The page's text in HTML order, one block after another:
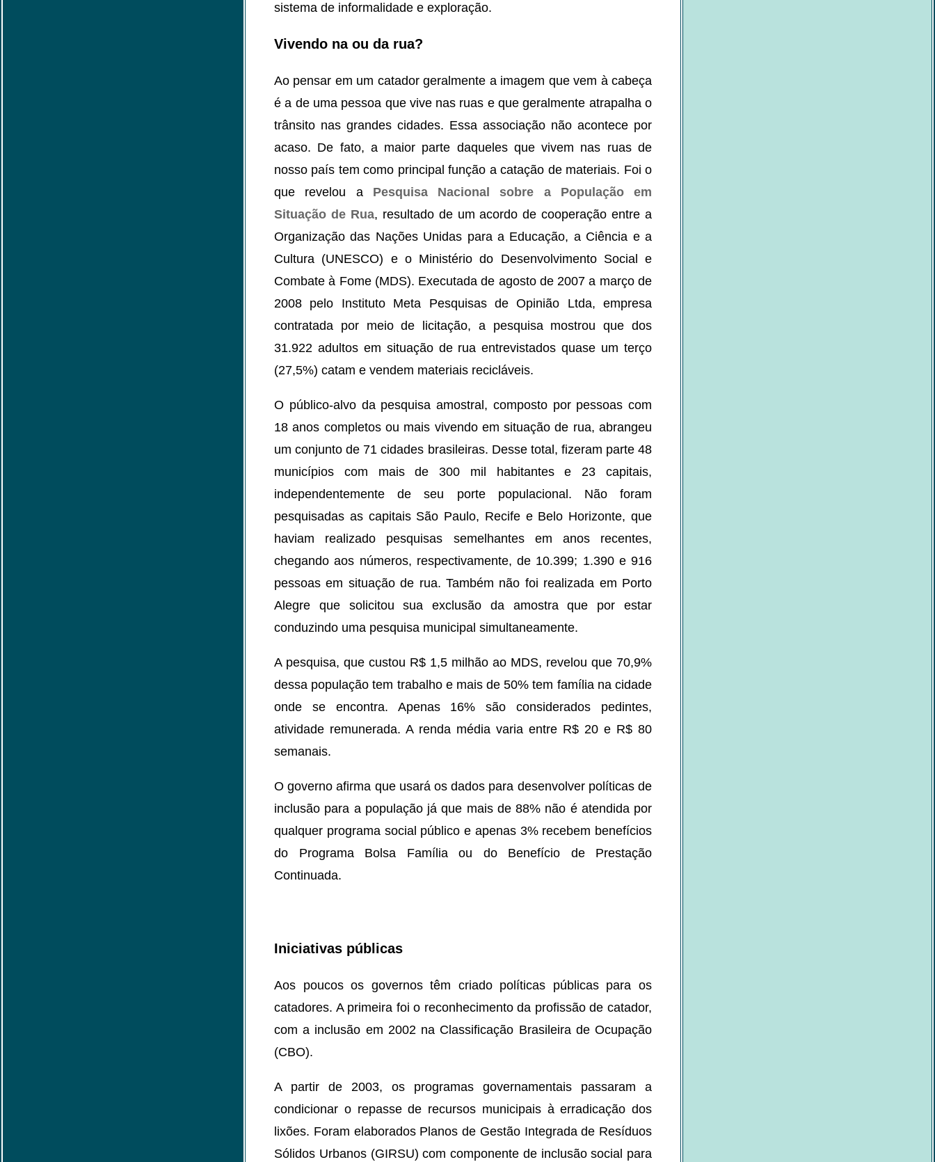
sistema de informalidade e exploração.
Vivendo na ou da rua?
Ao pensar em um catador geralmente a imagem que vem à cabeça
é a de uma pessoa que vive nas ruas e que geralmente atrapalha o
trânsito nas grandes cidades. Essa associação não acontece por
acaso. De fato, a maior parte daqueles que vivem nas ruas de
nosso país tem como principal função a catação de materiais. Foi o
que revelou a Pesquisa Nacional sobre a População em
Situação de Rua, resultado de um acordo de cooperação entre a
Organização das Nações Unidas para a Educação, a Ciência e a
Cultura (UNESCO) e o Ministério do Desenvolvimento Social e
Combate à Fome (MDS). Executada de agosto de 2007 a março de
2008 pelo Instituto Meta Pesquisas de Opinião Ltda, empresa
contratada por meio de licitação, a pesquisa mostrou que dos
31.922 adultos em situação de rua entrevistados quase um terço
(27,5%) catam e vendem materiais recicláveis.
O público-alvo da pesquisa amostral, composto por pessoas com
18 anos completos ou mais vivendo em situação de rua, abrangeu
um conjunto de 71 cidades brasileiras. Desse total, fizeram parte 48
municípios com mais de 300 mil habitantes e 23 capitais,
independentemente de seu porte populacional. Não foram
pesquisadas as capitais São Paulo, Recife e Belo Horizonte, que
haviam realizado pesquisas semelhantes em anos recentes,
chegando aos números, respectivamente, de 10.399; 1.390 e 916
pessoas em situação de rua. Também não foi realizada em Porto
Alegre que solicitou sua exclusão da amostra que por estar
conduzindo uma pesquisa municipal simultaneamente.
A pesquisa, que custou R$ 1,5 milhão ao MDS, revelou que 70,9%
dessa população tem trabalho e mais de 50% tem família na cidade
onde se encontra. Apenas 16% são considerados pedintes,
atividade remunerada. A renda média varia entre R$ 20 e R$ 80
semanais.
O governo afirma que usará os dados para desenvolver políticas de
inclusão para a população já que mais de 88% não é atendida por
qualquer programa social público e apenas 3% recebem benefícios
do Programa Bolsa Família ou do Benefício de Prestação
Continuada.
Iniciativas públicas
Aos poucos os governos têm criado políticas públicas para os
catadores. A primeira foi o reconhecimento da profissão de catador,
com a inclusão em 2002 na Classificação Brasileira de Ocupação
(CBO).
A partir de 2003, os programas governamentais passaram a
condicionar o repasse de recursos municipais à erradicação dos
lixões. Foram elaborados Planos de Gestão Integrada de Resíduos
Sólidos Urbanos (GIRSU) com componente de inclusão social para